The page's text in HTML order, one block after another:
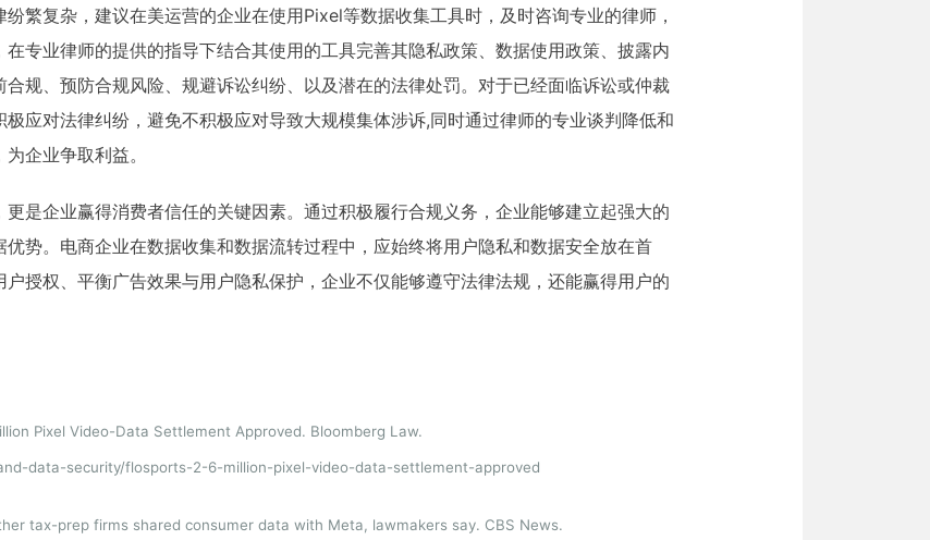
繁复杂，建议在美运营的企业在使用Pixel等数据收集工具时，及时咨询专业的律师，
专业律师的提供的指导下结合其使用的工具完善其隐私政策、数据使用政策、披露内
规、预防合规风险、规避诉讼纠纷、以及潜在的法律处罚。对于已经面临诉讼或仲裁
应对法律纠纷，避免不积极应对导致大规模集体涉诉,同时通过律师的专业谈判降低和
企业争取利益。
是企业赢得消费者信任的关键因素。通过积极履行合规义务，企业能够建立起强大的
势。电商企业在数据收集和数据流转过程中，应始终将用户隐私和数据安全放在首
授权、平衡广告效果与用户隐私保护，企业不仅能够遵守法律法规，还能赢得用户的
Pixel Video-Data Settlement Approved. Bloomberg Law.
data-security/flosports-2-6-million-pixel-video-data-settlement-approved
tax-prep firms shared consumer data with Meta, lawmakers say. CBS News.